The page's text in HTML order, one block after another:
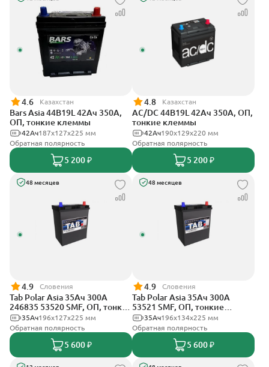
4.6 Казахстан
Bars Asia 44B19L 42Ач 350А,
ОП, тонкие клеммы
187x127x225 мм
42Ач
Обратная полярность
5 200 ₽
4.8 Казахстан
AC/DC 44B19L 42Ач 350А, ОП,
тонкие клеммы
190x129x220 мм
42Ач
Обратная полярность
5 200 ₽
48 месяцев
4.9 Словения
Tab Polar Asia 35Ач 300А
246835 53520 SMF, ОП, тонкие
клеммы196x127x225 мм
35Ач
Обратная полярность
5 600 ₽
48 месяцев
4.9 Словения
Tab Polar Asia 35Ач 300А
53521 SMF, ОП, тонкие
клеммы196x134x225 мм
35Ач
Обратная полярность
5 600 ₽